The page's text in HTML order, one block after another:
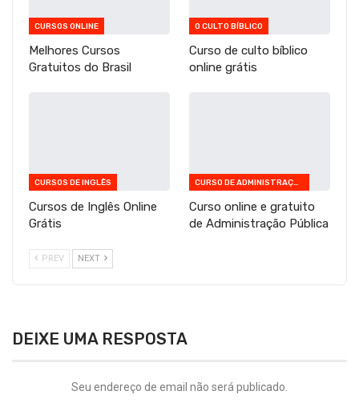
CURSOS ONLINE
Melhores Cursos
Gratuitos do Brasil
O CULTO BÍBLICO
Curso de culto bíblico
online grátis
CURSOS DE INGLÊS
Cursos de Inglês Online
Grátis
CURSO DE ADMINISTRAÇÃO PÚBLICA
Curso online e gratuito
de Administração Pública
PREV NEXT
DEIXE UMA RESPOSTA
Seu endereço de email não será publicado.